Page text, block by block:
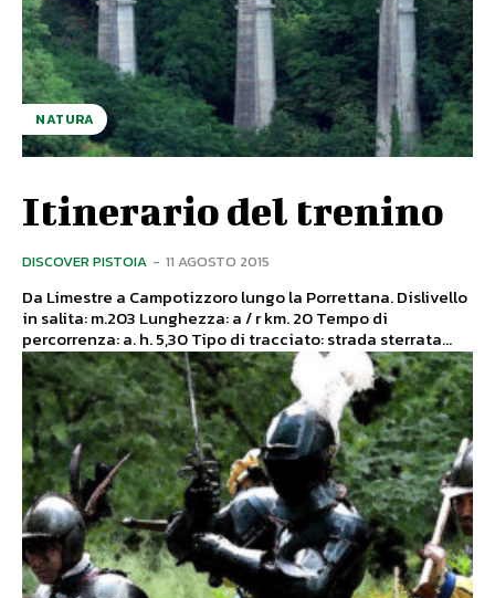
NATURA
Itinerario del trenino
DISCOVER PISTOIA - 11 AGOSTO 2015
Da Limestre a Campotizzoro lungo la Porrettana. Dislivello
in salita: m.203 Lunghezza: a / r km. 20 Tempo di
percorrenza: a. h. 5,30 Tipo di tracciato: strada sterrata...